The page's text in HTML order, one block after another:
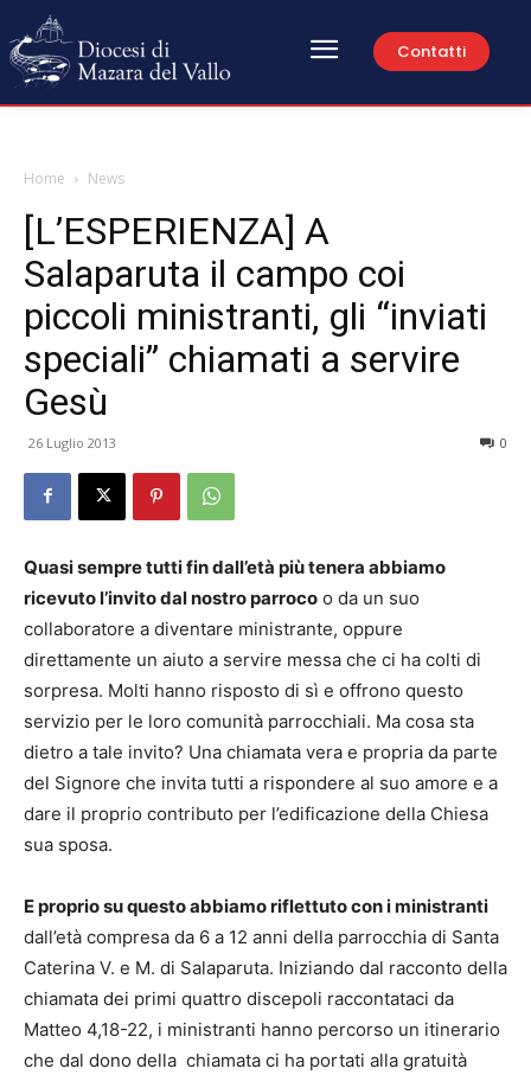
Contatti
Home News
[L’ESPERIENZA] A
Salaparuta il campo coi
piccoli ministranti, gli “inviati
speciali” chiamati a servire
Gesù
26 Luglio 2013 0
Quasi sempre tutti fin dall’età più tenera abbiamo
ricevuto l’invito dal nostro parroco o da un suo
collaboratore a diventare ministrante, oppure
direttamente un aiuto a servire messa che ci ha colti di
sorpresa. Molti hanno risposto di sì e offrono questo
servizio per le loro comunità parrocchiali. Ma cosa sta
dietro a tale invito? Una chiamata vera e propria da parte
del Signore che invita tutti a rispondere al suo amore e a
dare il proprio contributo per l’edificazione della Chiesa
sua sposa.
E proprio su questo abbiamo riflettuto con i ministranti
dall’età compresa da 6 a 12 anni della parrocchia di Santa
Caterina V. e M. di Salaparuta. Iniziando dal racconto della
chiamata dei primi quattro discepoli raccontataci da
Matteo 4,18-22, i ministranti hanno percorso un itinerario
che dal dono della chiamata ci ha portati alla gratuità